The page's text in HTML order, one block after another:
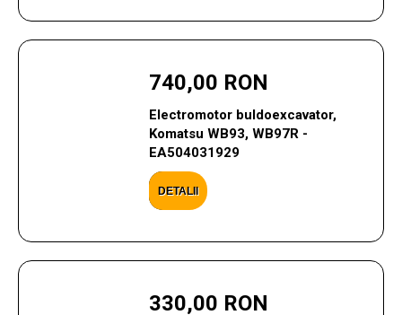
740,00 RON
Electromotor buldoexcavator,
Komatsu WB93, WB97R -
EA504031929
DETALII
330,00 RON